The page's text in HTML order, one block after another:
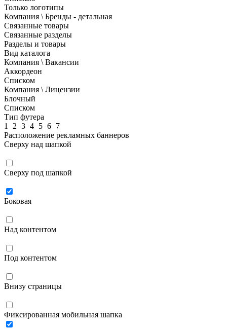
Только логотипы
Компания \ Бренды - детальная
Связанные товары
Связанные разделы
Разделы и товары
Вид каталога
Компания \ Вакансии
Аккордеон
Списком
Компания \ Лицензии
Блочный
Списком
Тип футера
1
2 3 4 5 6 7
Расположение рекламных баннеров
Сверху над шапкой
Сверху под шапкой
Боковая
Над контентом
Под контентом
Внизу страницы
Фиксированная мобильная шапка